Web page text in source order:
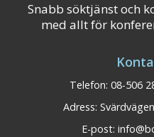
Snabb söktjänst och
med allt för
Telefon: 08-506
Adress:
E-post: